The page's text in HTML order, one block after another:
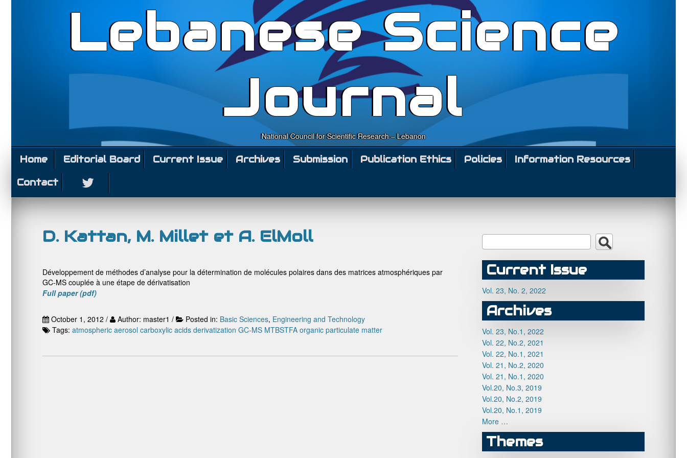
Lebanese Science
Journal
National Council for Scientific Research – Lebanon
Home Editorial Board Current Issue Archives Submission Publication Ethics Policies
Information Resources
Contact
D. Kattan, M. Millet et A. ElMoll
Développement de méthodes d’analyse pour la détermination de molécules polaires dans des matrices atmosphériques par
GC-MS couplée à une étape de dérivatisation
Full paper (pdf)
October 1, 2012 / Author: master1 / Posted in: Basic Sciences, Engineering and Technology
Tags: atmospheric aerosol carboxylic acids derivatization GC-MS MTBSTFA organic particulate matter
Current Issue
Vol. 23, No. 2, 2022
Archives
Vol. 23, No.1, 2022
Vol. 22, No.2, 2021
Vol. 22, No.1, 2021
Vol. 21, No.2, 2020
Vol. 21, No.1, 2020
Vol.20, No.3, 2019
Vol.20, No.2, 2019
Vol.20, No.1, 2019
More …
Themes